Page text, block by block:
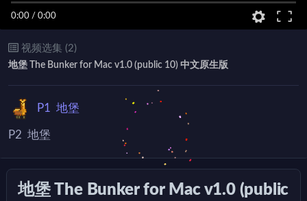
0:00 / 0:00
视频选集 (2)
地堡 The Bunker for Mac v1.0 (public 10) 中文原生版
P1 地堡
P2 地堡
地堡 The Bunker for Mac v1.0 (public